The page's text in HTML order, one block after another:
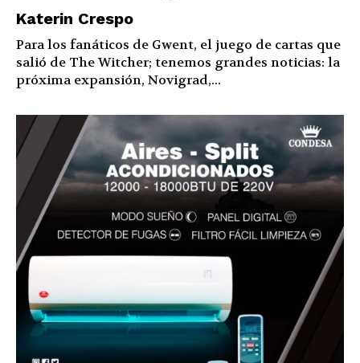
Katerin Crespo
Para los fanáticos de Gwent, el juego de cartas que
salió de The Witcher; tenemos grandes noticias: la
próxima expansión, Novigrad,...